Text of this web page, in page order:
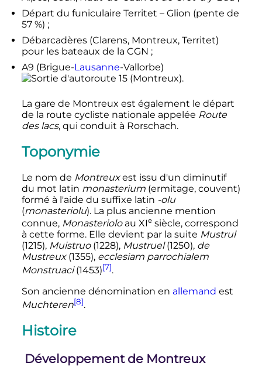
Départ du funiculaire Territet – Glion (pente de
57%) ;
Débarcadères (Clarens, Montreux, Territet)
pour les bateaux de la CGN ;
A9 (Brigue-Lausanne-Vallorbe)
15 (Montreux).
La gare de Montreux est également le départ
de la route cycliste nationale appelée Route
des lacs, qui conduit à Rorschach.
Toponymie
Le nom de Montreuxest issu d'un diminutif
du mot latin monasterium(ermitage, couvent)
formé à l'aide du suffixe latin -olu
(monasteriolu). La plus ancienne mention
connue, Monasterioloau XIe siècle, correspond
à cette forme. Elle devient par la suite Mustrul
(1215), Muistruo(1228), Mustruel(1250), de
Mustreux(1355), ecclesiam parrochialem
Monstruaci(1453)[7].
Son ancienne dénomination en allemand est
Muchteren[8].
Histoire
Développement de Montreux